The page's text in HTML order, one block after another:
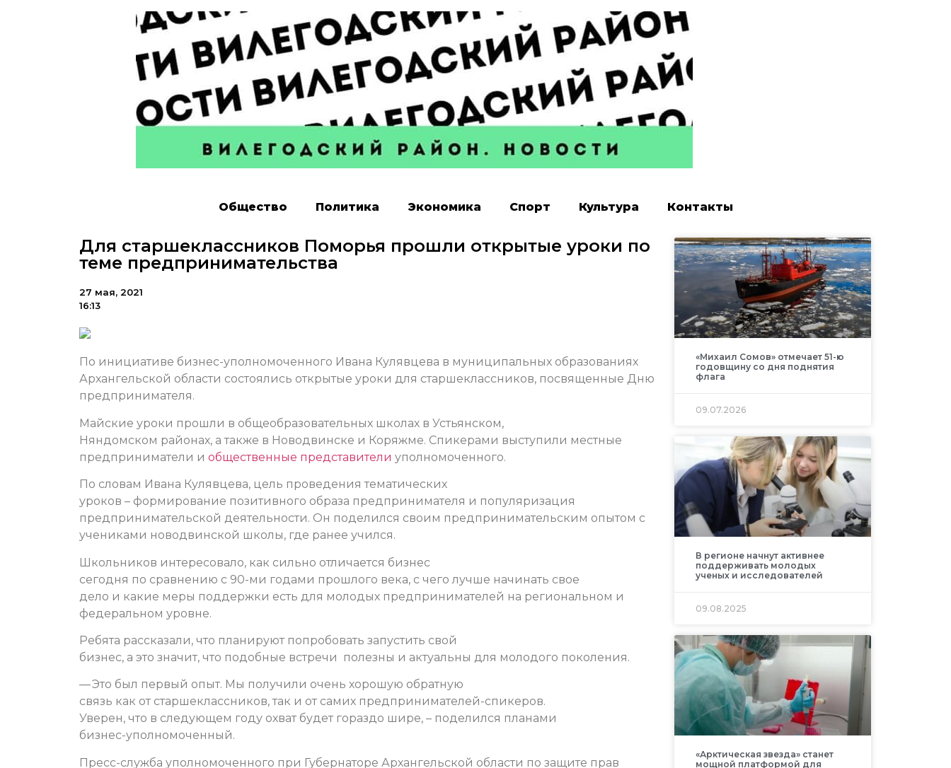
Общество Политика Экономика Спорт Культура Контакты
Для старшеклассников Поморья прошли открытые уроки по
теме предпринимательства
27 мая, 2021
16:13
По инициативе бизнес-уполномоченного Ивана Кулявцева в муниципальных образованиях
Архангельской области состоялись открытые уроки для старшеклассников, посвященные Дню
предпринимателя.
Майские уроки прошли в общеобразовательных школах в Устьянском,
Няндомском районах, а также в Новодвинске и Коряжме. Спикерами выступили местные
предприниматели и общественные представители уполномоченного.
По словам Ивана Кулявцева, цель проведения тематических
уроков – формирование позитивного образа предпринимателя и популяризация
предпринимательской деятельности. Он поделился своим предпринимательским опытом с
учениками новодвинской школы, где ранее учился.
Школьников интересовало, как сильно отличается бизнес
сегодня по сравнению с 90-ми годами прошлого века, с чего лучше начинать свое
дело и какие меры поддержки есть для молодых предпринимателей на региональном и
федеральном уровне.
Ребята рассказали, что планируют попробовать запустить свой
бизнес, а это значит, что подобные встречи полезны и актуальны для молодого поколения.
— Это был первый опыт. Мы получили очень хорошую обратную
связь как от старшеклассников, так и от самих предпринимателей-спикеров.
Уверен, что в следующем году охват будет гораздо шире, – поделился планами
бизнес-уполномоченный.
Пресс-служба уполномоченного при Губернаторе Архангельской области по защите прав
«Михаил Сомов» отмечает 51-ю
годовщину со дня поднятия
флага
09.07.2026
В регионе начнут активнее
поддерживать молодых
ученых и исследователей
09.08.2025
«Арктическая звезда» станет
мощной платформой для